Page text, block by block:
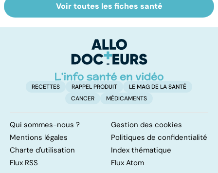
Tout savoir sur
les infections
Inflammation des
amygdales : que
d'angine ?
Voir toutes les fiches santé
RECETTES RAPPEL PRODUIT
LE MAG DE LA SANTÉ
CANCER
MÉDICAMENTS
Qui sommes-nous ?
Gestion des cookies
Mentions légales
Politiques de confidentialité
Charte d'utilisation
Index thématique
Flux RSS
Flux Atom